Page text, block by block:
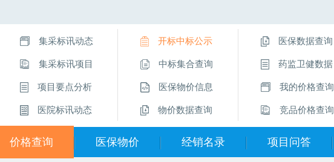
集采标讯动态
集采标讯项目
项目要点分析
医院标讯动态
开标中标公示
中标集合查询
医保物价信息
物价数据查询
医保数据查询
药监卫健数据
我的价格查询
竞品价格查询
价格查询 医保物价 经销名录 项目问答